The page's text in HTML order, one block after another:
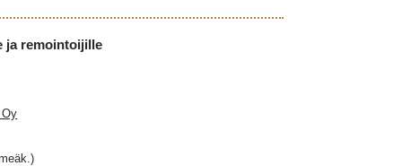
ja remointoijille
Oy